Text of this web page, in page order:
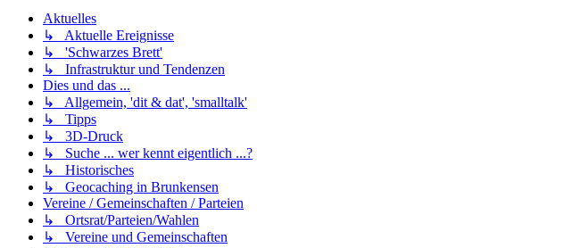
Aktuelles
↳ Aktuelle Ereignisse
↳ 'Schwarzes Brett'
↳ Infrastruktur und Tendenzen
Dies und das ...
↳ Allgemein, 'dit & dat', 'smalltalk'
↳ Tipps
↳ 3D-Druck
↳ Suche ... wer kennt eigentlich ...?
↳ Historisches
↳ Geocaching in Brunkensen
Vereine / Gemeinschaften / Parteien
↳ Ortsrat/Parteien/Wahlen
↳ Vereine und Gemeinschaften